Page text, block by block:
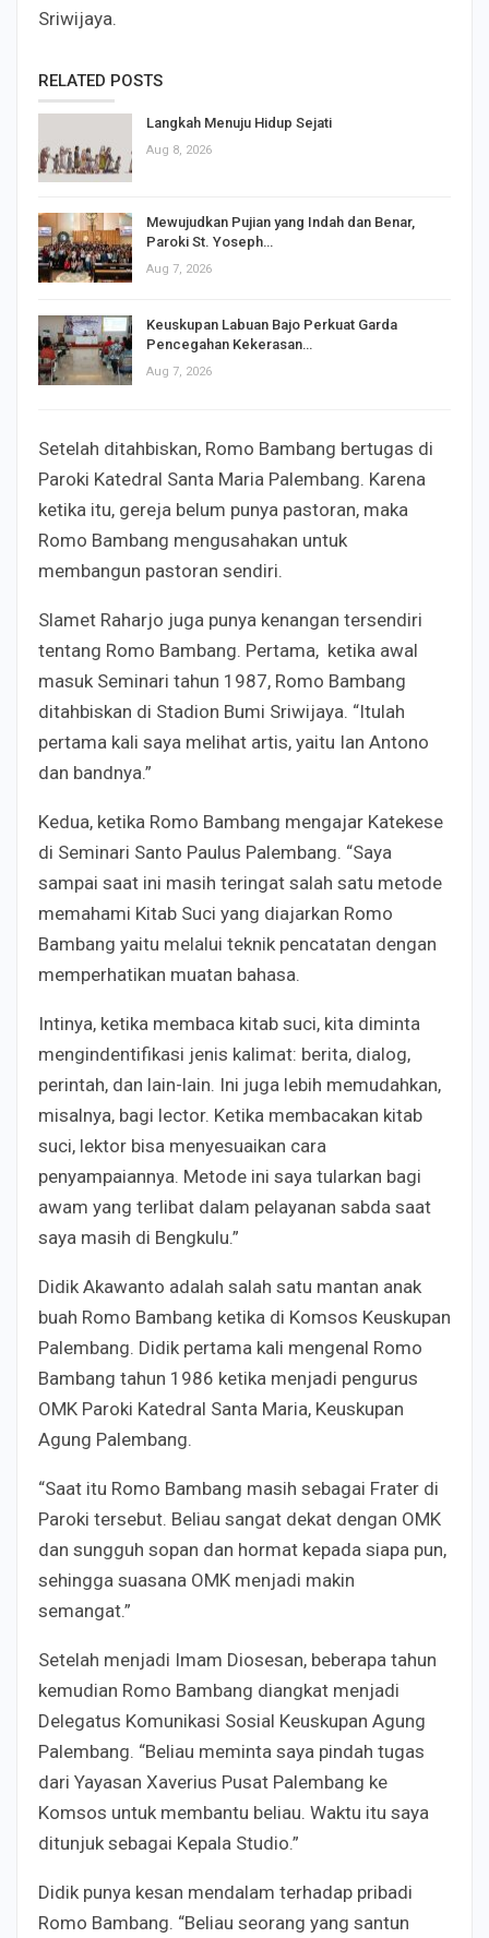
Sriwijaya.
RELATED POSTS
Langkah Menuju Hidup Sejati
Aug 8, 2026
Mewujudkan Pujian yang Indah dan Benar,
Paroki St. Yoseph…
Aug 7, 2026
Keuskupan Labuan Bajo Perkuat Garda
Pencegahan Kekerasan…
Aug 7, 2026
Setelah ditahbiskan, Romo Bambang bertugas di
Paroki Katedral Santa Maria Palembang. Karena
ketika itu, gereja belum punya pastoran, maka
Romo Bambang mengusahakan untuk
membangun pastoran sendiri.
Slamet Raharjo juga punya kenangan tersendiri
tentang Romo Bambang. Pertama, ketika awal
masuk Seminari tahun 1987, Romo Bambang
ditahbiskan di Stadion Bumi Sriwijaya. “Itulah
pertama kali saya melihat artis, yaitu Ian Antono
dan bandnya.”
Kedua, ketika Romo Bambang mengajar Katekese
di Seminari Santo Paulus Palembang. “Saya
sampai saat ini masih teringat salah satu metode
memahami Kitab Suci yang diajarkan Romo
Bambang yaitu melalui teknik pencatatan dengan
memperhatikan muatan bahasa.
Intinya, ketika membaca kitab suci, kita diminta
mengindentifikasi jenis kalimat: berita, dialog,
perintah, dan lain-lain. Ini juga lebih memudahkan,
misalnya, bagi lector. Ketika membacakan kitab
suci, lektor bisa menyesuaikan cara
penyampaiannya. Metode ini saya tularkan bagi
awam yang terlibat dalam pelayanan sabda saat
saya masih di Bengkulu.”
Didik Akawanto adalah salah satu mantan anak
buah Romo Bambang ketika di Komsos Keuskupan
Palembang. Didik pertama kali mengenal Romo
Bambang tahun 1986 ketika menjadi pengurus
OMK Paroki Katedral Santa Maria, Keuskupan
Agung Palembang.
“Saat itu Romo Bambang masih sebagai Frater di
Paroki tersebut. Beliau sangat dekat dengan OMK
dan sungguh sopan dan hormat kepada siapa pun,
sehingga suasana OMK menjadi makin
semangat.”
Setelah menjadi Imam Diosesan, beberapa tahun
kemudian Romo Bambang diangkat menjadi
Delegatus Komunikasi Sosial Keuskupan Agung
Palembang. “Beliau meminta saya pindah tugas
dari Yayasan Xaverius Pusat Palembang ke
Komsos untuk membantu beliau. Waktu itu saya
ditunjuk sebagai Kepala Studio.”
Didik punya kesan mendalam terhadap pribadi
Romo Bambang. “Beliau seorang yang santun